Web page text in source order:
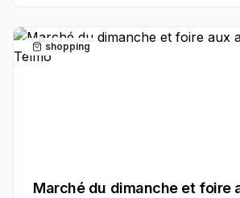
shopping
Marché du dimanche et foire